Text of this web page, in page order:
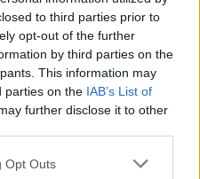
to third parties prior to
opt-out of the further
by third parties on the
This information may
parties on the IAB’s List of
further disclose it to other
Opt Outs
Portela